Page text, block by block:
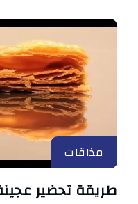
مذاقات
طريقة تحضير